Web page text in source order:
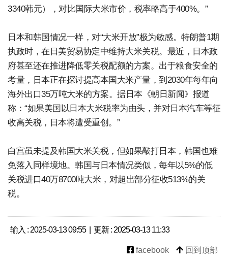
3340韩元），对比国际大米市价，税率略高于400%。”
日本和韩国情况一样，对“大米开放”极为敏感。特朗普1期
执政时，在日美贸易协定中维持大米关税。最近，日本政
府甚至还在推进降低零关税配额的方案。出于粮食安全的
考量，日本正在探讨提高本国大米产量，到2030年每年向
海外出口35万吨大米的方案。据日本《朝日新闻》报道
称：“如果美国以日本大米税率为由头，并对日本汽车等征
收高关税，日本将遭受重创。”
白宫虽未提及韩国大米关税，但如果敲打日本，韩国也难
免落入同样境地。韩国与日本情况类似，每年以5%的低
关税进口40万8700吨大米，对超出部分征收513%的关
税。
输入 : 2025-03-13 09:55 | 更新 : 2025-03-13 11:33
facebook 回到顶部